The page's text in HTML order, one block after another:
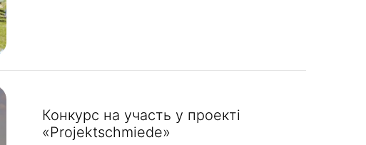
Конкурс на участь у проекті
«Projektschmiede»